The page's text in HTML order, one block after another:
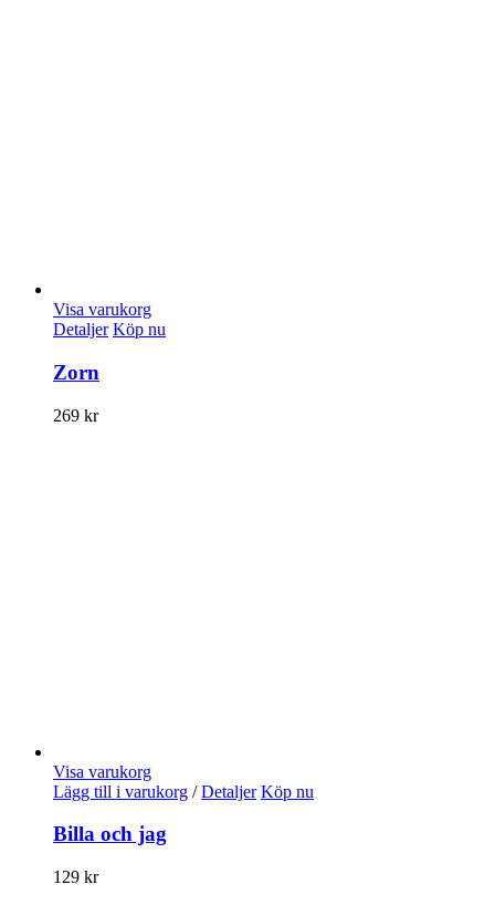
Visa varukorg
Detaljer Köp nu
Zorn
269 kr
Visa varukorg
Lägg till i varukorg / Detaljer Köp nu
Billa och jag
129 kr